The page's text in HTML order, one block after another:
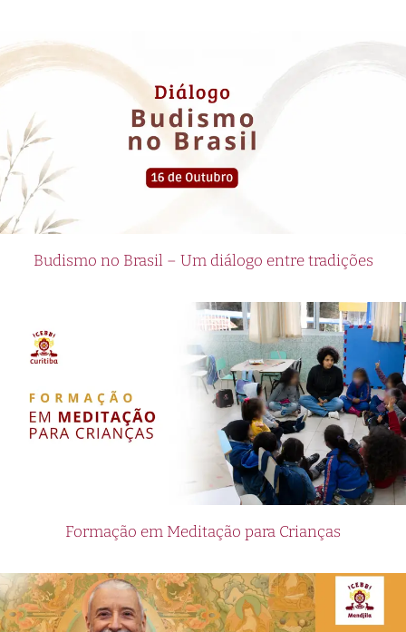
Budismo no Brasil – Um diálogo entre tradições
Formação em Meditação para Crianças